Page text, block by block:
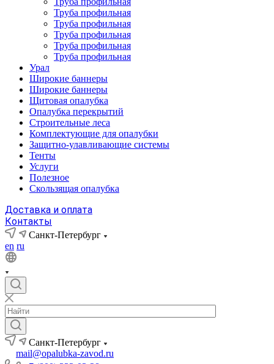
Труба профильная
Труба профильная
Труба профильная
Труба профильная
Труба профильная
Урал
Широкие баннеры
Широкие баннеры
Щитовая опалубка
Опалубка перекрытий
Строительные леса
Комплектующие для опалубки
Защитно-улавливающие системы
Тенты
Услуги
Полезное
Скользящая опалубка
Доставка и оплата
Контакты
Санкт-Петербург
en ru
Санкт-Петербург
mail@opalubka-zavod.ru